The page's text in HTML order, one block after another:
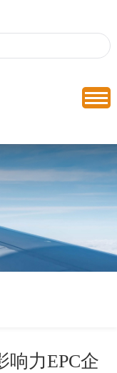
响力EPC企